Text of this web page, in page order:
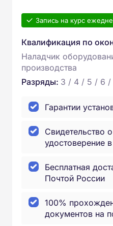
Запись на курс
Квалификация по
Наладчик
производства
Разряды: 3 / 4 / 5 / 6 /
Гарантии
Свидетельство
удостоверение
Бесплатная
Почтой России
100%
документов на